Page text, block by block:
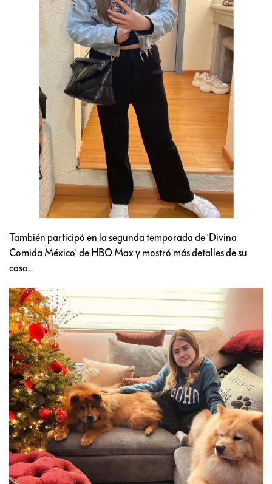
También participó en la segunda temporada de 'Divina
Comida México' de HBO Max y mostró más detalles de su
casa.